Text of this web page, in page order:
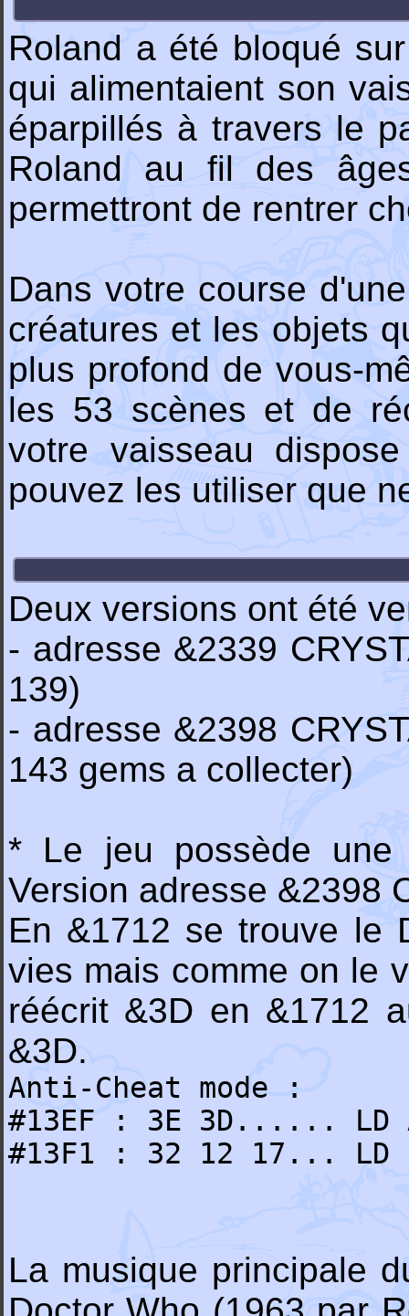
Roland a été bloqué
qui alimentaient son
éparpillés à travers le
Roland au fil des
permettront de rentrer
Dans votre course
créatures et les objets
plus profond de vous-
les 53 scènes et de
votre vaisseau
pouvez les utiliser que
Deux versions ont été
- adresse &2339
139)
- adresse &2398
143 gems a collecter)
* Le jeu possède une
Version adresse &2398
En &1712 se trouve le
vies mais comme on le
réécrit &3D en &1712
&3D.
Anti-Cheat mode :
#13EF : 3E 3D...... LD
#13F1 : 32 12 17... LD
La musique principale